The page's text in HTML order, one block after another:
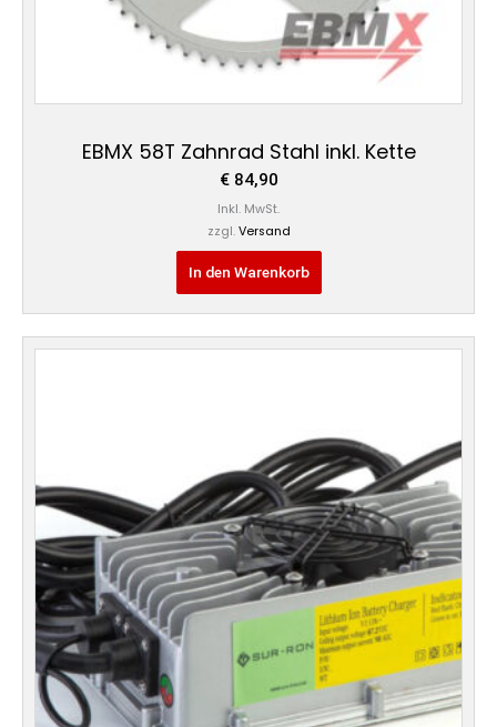
EBMX 58T Zahnrad Stahl inkl. Kette
€84,90
Inkl. MwSt.
zzgl. Versand
In den Warenkorb